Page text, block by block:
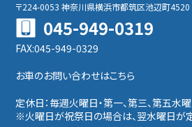
〒224-0053神奈川県横浜市都筑区池辺町4520
045-949-0319
FAX:045-949-0329
お車のお問い合わせはこちら
定休日：毎週火曜日・第一、第三、第五水
※火曜日が祝祭日の場合は、翌水曜日が定